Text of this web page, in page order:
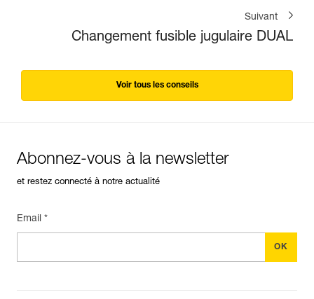
Suivant
Changement fusible jugulaire DUAL
Voir tous les conseils
Abonnez-vous à la newsletter
et restez connecté à notre actualité
Email *